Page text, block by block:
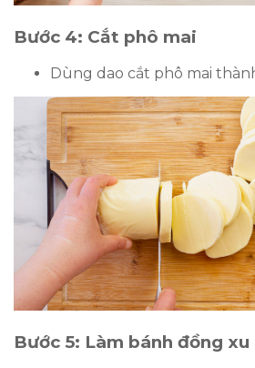
Bước 4: Cắt phô mai
Dùng dao cắt phô mai
Bước 5: Làm bánh đồng